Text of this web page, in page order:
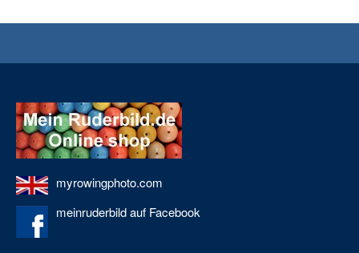
myrowingphoto.com
meinruderbild auf Facebook